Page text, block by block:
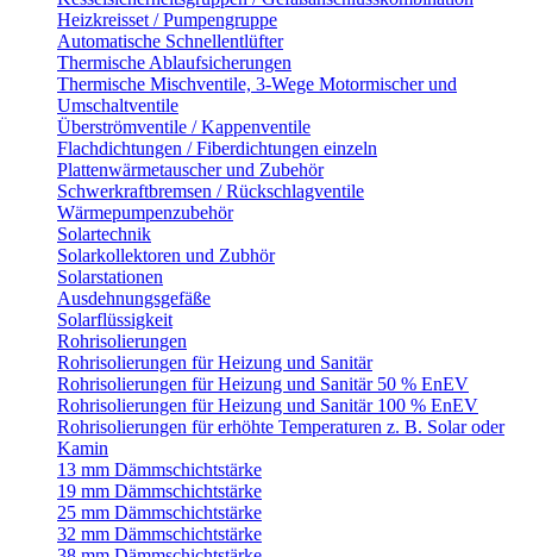
Heizkreisset / Pumpengruppe
Automatische Schnellentlüfter
Thermische Ablaufsicherungen
Thermische Mischventile, 3-Wege Motormischer und
Umschaltventile
Überströmventile / Kappenventile
Flachdichtungen / Fiberdichtungen einzeln
Plattenwärmetauscher und Zubehör
Schwerkraftbremsen / Rückschlagventile
Wärmepumpenzubehör
Solartechnik
Solarkollektoren und Zubhör
Solarstationen
Ausdehnungsgefäße
Solarflüssigkeit
Rohrisolierungen
Rohrisolierungen für Heizung und Sanitär
Rohrisolierungen für Heizung und Sanitär 50 % EnEV
Rohrisolierungen für Heizung und Sanitär 100 % EnEV
Rohrisolierungen für erhöhte Temperaturen z. B. Solar oder
Kamin
13 mm Dämmschichtstärke
19 mm Dämmschichtstärke
25 mm Dämmschichtstärke
32 mm Dämmschichtstärke